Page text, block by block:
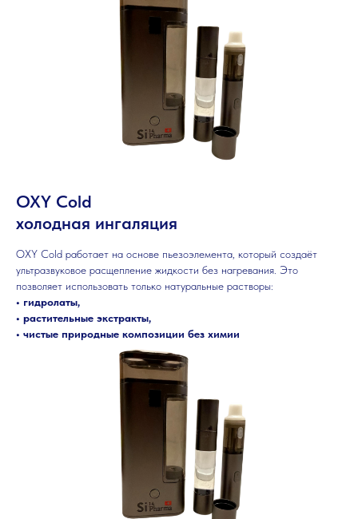
OXY Cold
холодная ингаляция
OXY Cold работает на основе пьезоэлемента, который создаёт
ультразвуковое расщепление жидкости без нагревания. Это
позволяет использовать только натуральные растворы:
• гидролаты,
• растительные экстракты,
• чистые природные композиции без химии